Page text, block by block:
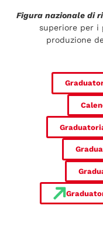
Figura nazionale di
superiore per i
produzione